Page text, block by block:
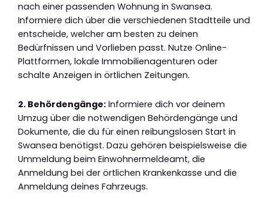
nach einer passenden Wohnung in Swansea.
Informiere dich über die verschiedenen Stadtteile und
entscheide, welcher am besten zu deinen
Bedürfnissen und Vorlieben passt. Nutze Online-
Plattformen, lokale Immobilienagenturen oder
schalte Anzeigen in örtlichen Zeitungen.
2. Behördengänge: Informiere dich vor deinem
Umzug über die notwendigen Behördengänge und
Dokumente, die du für einen reibungslosen Start in
Swansea benötigst. Dazu gehören beispielsweise die
Ummeldung beim Einwohnermeldeamt, die
Anmeldung bei der örtlichen Krankenkasse und die
Anmeldung deines Fahrzeugs.